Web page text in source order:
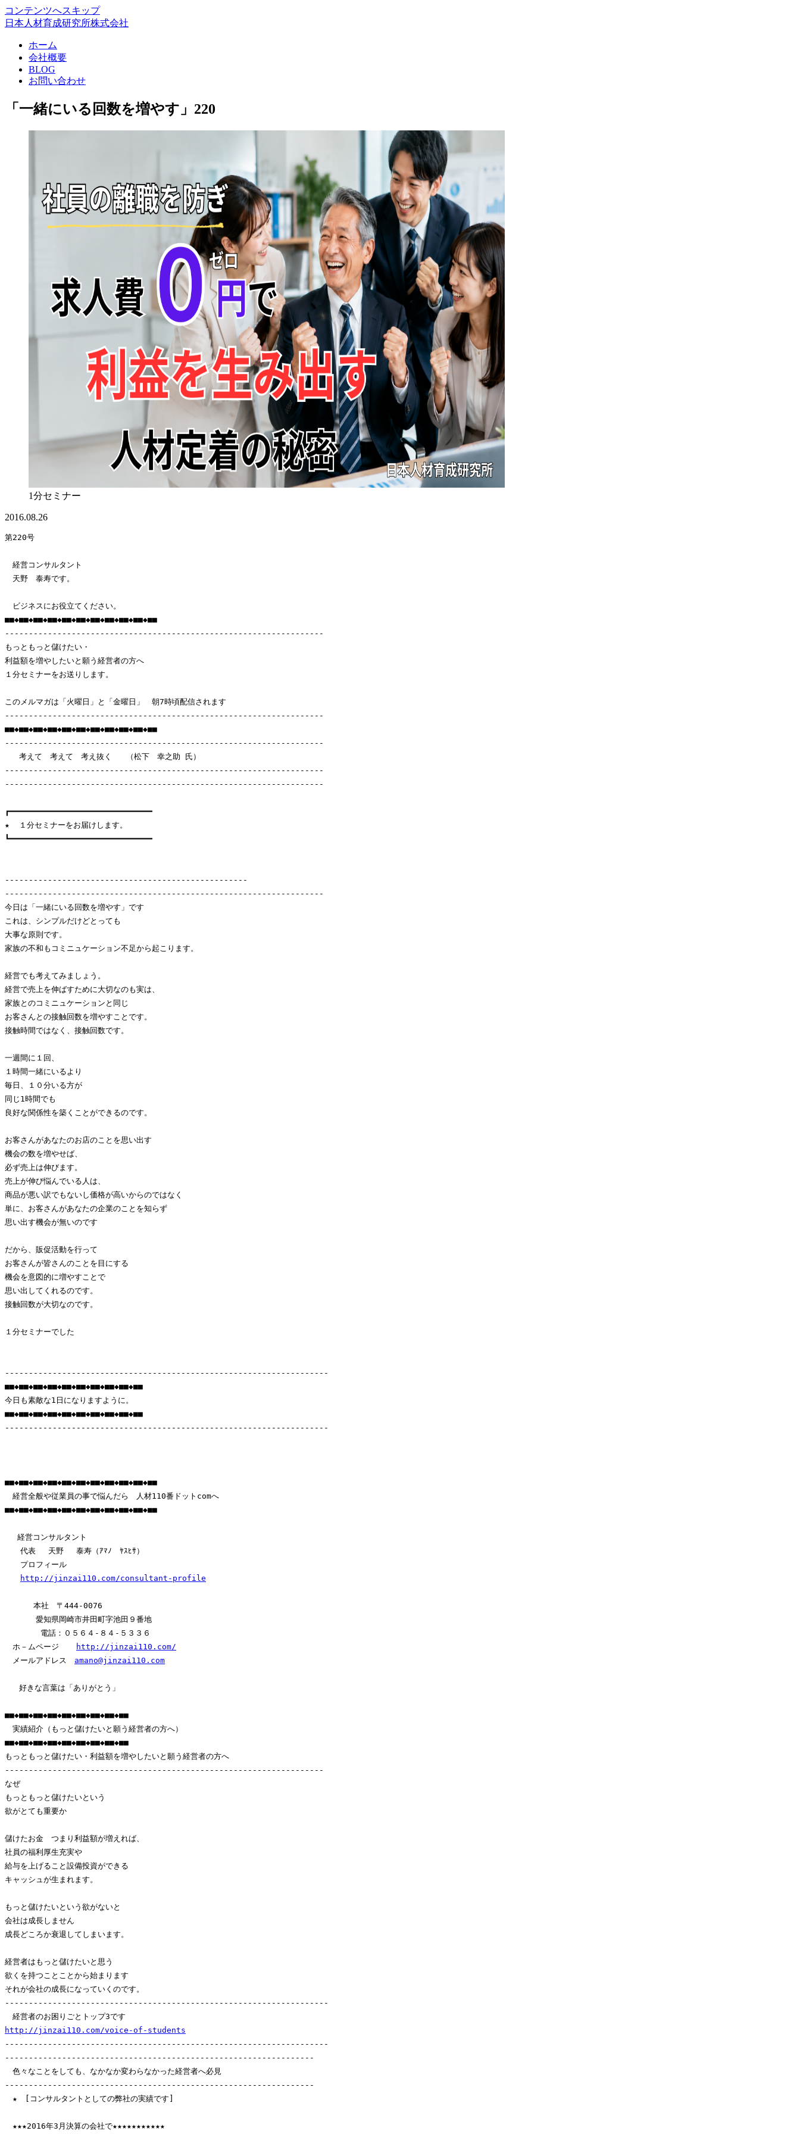
コンテンツへスキップ
日本人材育成研究所株式会社
ホーム
会社概要
BLOG
お問い合わせ
「一緒にいる回数を増やす」220
1分セミナー
2016.08.26
第220号
経営コンサルタント
天野　泰寿です。
ビジネスにお役立てください。
■■◆■■◆■■◆■■◆■■◆■■◆■■◆■■◆■■◆■■◆■■
-------------------------------------------------------------------
もっともっと儲けたい・
利益額を増やしたいと願う経営者の方へ
１分セミナーをお送りします。
このメルマガは「火曜日」と「金曜日」　朝7時頃配信されます
-------------------------------------------------------------------
■■◆■■◆■■◆■■◆■■◆■■◆■■◆■■◆■■◆■■◆■■
-------------------------------------------------------------------
   考えて　考えて　考え抜く   （松下　幸之助 氏）
-------------------------------------------------------------------
-------------------------------------------------------------------
┏━━━━━━━━━━━━━━━━━━━━━━━━━━━━━━
★  １分セミナーをお届けします。
┗━━━━━━━━━━━━━━━━━━━━━━━━━━━━━━
---------------------------------------------------
-------------------------------------------------------------------
今日は「一緒にいる回数を増やす」です
これは、シンプルだけどとっても
大事な原則です。
家族の不和もコミニュケーション不足から起こります。
経営でも考えてみましょう。
経営で売上を伸ばすために大切なのも実は、
家族とのコミニュケーションと同じ
お客さんとの接触回数を増やすことです。
接触時間ではなく、接触回数です。
一週間に１回、
１時間一緒にいるより
毎日、１０分いる方が
同じ1時間でも
良好な関係性を築くことができるのです。
お客さんがあなたのお店のことを思い出す
機会の数を増やせば、
必ず売上は伸びます。
売上が伸び悩んでいる人は、
商品が悪い訳でもないし価格が高いからのではなく
単に、お客さんがあなたの企業のことを知らず
思い出す機会が無いのです
だから、販促活動を行って
お客さんが皆さんのことを目にする
機会を意図的に増やすことで
思い出してくれるのです。
接触回数が大切なのです。
１分セミナーでした
--------------------------------------------------------------------
■■◆■■◆■■◆■■◆■■◆■■◆■■◆■■◆■■◆■■
今日も素敵な1日になりますように。
■■◆■■◆■■◆■■◆■■◆■■◆■■◆■■◆■■◆■■
--------------------------------------------------------------------
■■◆■■◆■■◆■■◆■■◆■■◆■■◆■■◆■■◆■■◆■■
経営全般や従業員の事で悩んだら　人材110番ドットcomへ
■■◆■■◆■■◆■■◆■■◆■■◆■■◆■■◆■■◆■■◆■■
経営コンサルタント
代表　 天野 　泰寿（ｱﾏﾉ　ﾔｽﾋｻ）
プロフィール
http://jinzai110.com/consultant-profile
      本社　〒444-0076
愛知県岡崎市井田町字池田９番地
電話：０５６４-８４-５３３６
ホ－ムページ
http://jinzai110.com/
メールアドレス amano@jinzai110.com
   好きな言葉は「ありがとう」
■■◆■■◆■■◆■■◆■■◆■■◆■■◆■■◆■■
実績紹介（もっと儲けたいと願う経営者の方へ）
■■◆■■◆■■◆■■◆■■◆■■◆■■◆■■◆■■
もっともっと儲けたい・利益額を増やしたいと願う経営者の方へ
-------------------------------------------------------------------
なぜ
もっともっと儲けたいという
欲がとても重要か
儲けたお金　つまり利益額が増えれば、
社員の福利厚生充実や
給与を上げること設備投資ができる
キャッシュが生まれます。
もっと儲けたいという欲がないと
会社は成長しません
成長どころか衰退してしまいます。
経営者はもっと儲けたいと思う
欲くを持つことことから始まります
それが会社の成長になっていくのです。
--------------------------------------------------------------------
http://jinzai110.com/voice-of-students
--------------------------------------------------------------------
-----------------------------------------------------------------
色々なことをしても、なかなか変わらなかった経営者へ必見
-----------------------------------------------------------------
★　[コンサルタントとしての弊社の実績です]
★★★2016年3月決算の会社で★★★★★★★★★★★